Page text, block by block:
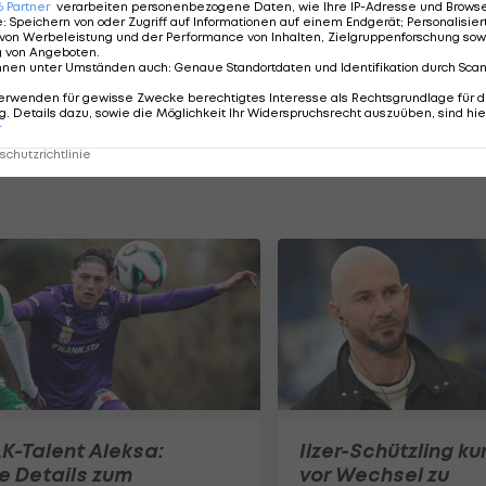
Defensivspieler ab Sommer weitergeht. Wie die
zum Tabellenführer der Salzburger Liga, SV Grödig.
eine Ausbildungsentschädigung.
Talent Aleksa:
Details zum
Ilzer-Schützling
vor Wechsel zu
Partner verarbeiten personenbezogene Daten, wie Ihre IP-Adresse und
: Speichern von oder Zugriff auf Informationen auf einem Endgerät;
Werbeleistung und der Performance von Inhalten, Zielgruppenforschung
von Angeboten
unter Umständen auch: Genaue Standortdaten und Identifikation durch
für gewisse Zwecke berechtigtes Interesse als Rechtsgrundlage für
Details dazu, sowie die Möglichkeit Ihr Widerspruchsrecht auszuüben, sind